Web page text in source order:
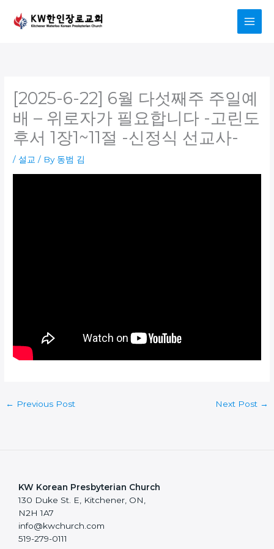
content
[2025-6-22] 6월 다섯째주 주일예
배 – 위로자가 필요합니다 -고린도
후서 1장1~11절 -신정식 선교사-
/설교 / By 동범 김
← Previous Post Next Post →
KW Korean Presbyterian Church
130 Duke St. E, Kitchener, ON,
N2H 1A7
info@kwchurch.com
519-279-0111